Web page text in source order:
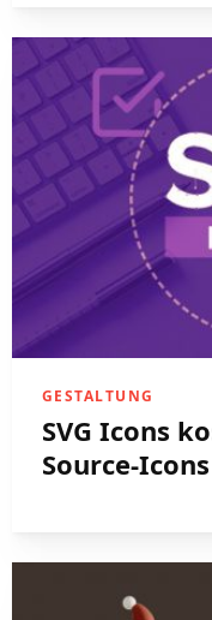
GESTALTUNG
SVG Icons
Source-